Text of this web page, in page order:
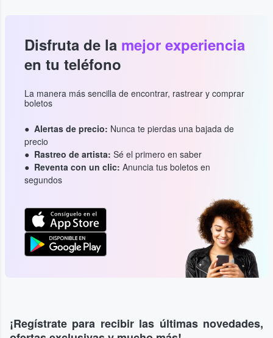
Disfruta de la mejor experiencia
en tu teléfono
La manera más sencilla de encontrar, rastrear y comprar
boletos
Alertas de precio: Nunca te pierdas una bajada de
precio
Rastreo de artista: Sé el primero en saber
Reventa con un clic: Anuncia tus boletos en
segundos
¡Regístrate para recibir las últimas novedades,